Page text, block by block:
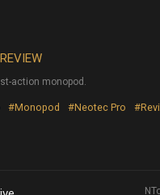
action monopod.
#Monopod #Neotec Pro